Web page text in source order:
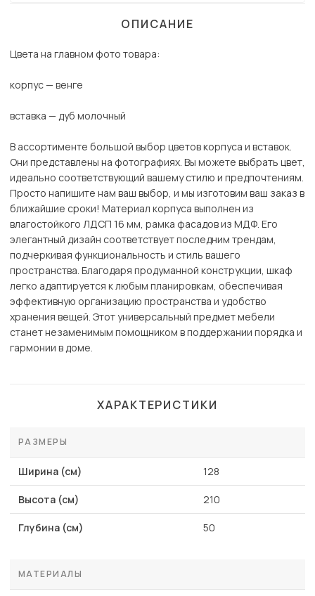
ОПИСАНИЕ
Цвета на главном фото товара:
корпус — венге
вставка — дуб молочный
В ассортименте большой выбор цветов корпуса и вставок.
Они представлены на фотографиях. Вы можете выбрать цвет,
идеально соответствующий вашему стилю и предпочтениям.
Просто напишите нам ваш выбор, и мы изготовим ваш заказ в
ближайшие сроки! Материал корпуса выполнен из
влагостойкого ЛДСП 16 мм, рамка фасадов из МДФ. Его
элегантный дизайн соответствует последним трендам,
подчеркивая функциональность и стиль вашего
пространства. Благодаря продуманной конструкции, шкаф
легко адаптируется к любым планировкам, обеспечивая
эффективную организацию пространства и удобство
хранения вещей. Этот универсальный предмет мебели
станет незаменимым помощником в поддержании порядка и
гармонии в доме.
ХАРАКТЕРИСТИКИ
РАЗМЕРЫ
Ширина (см) 128
Высота (см) 210
Глубина (см) 50
МАТЕРИАЛЫ